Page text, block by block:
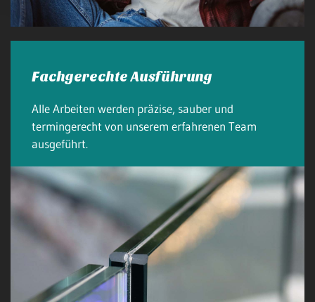
Fachgerechte Ausführung
Alle Arbeiten werden präzise, sauber und
termingerecht von unserem erfahrenen Team
ausgeführt.